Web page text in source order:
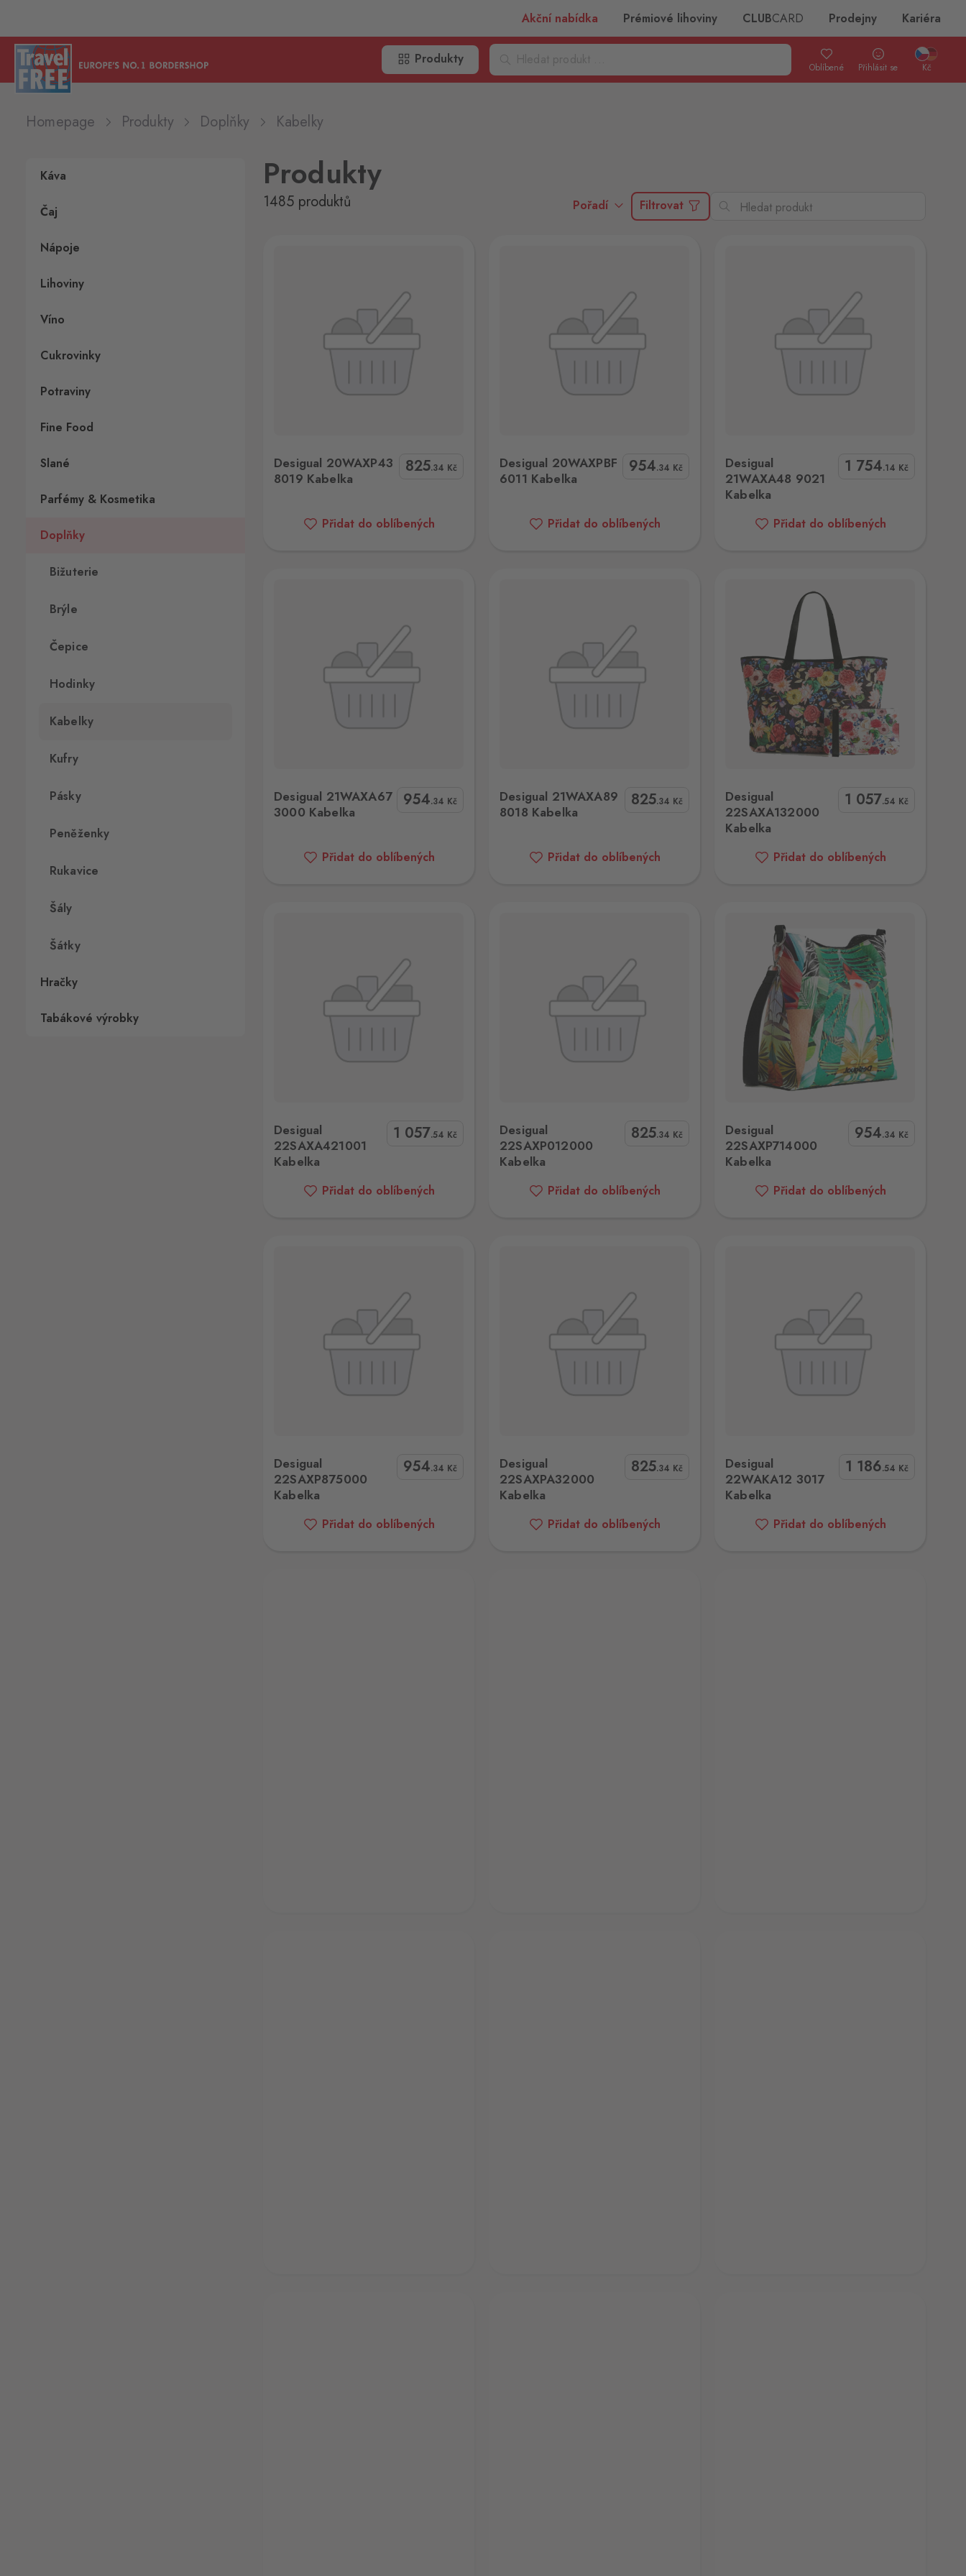
Akční nabídka Prémiové lihoviny CLUBCARD Prodejny Kariéra
Produkty
Oblíbené Přihlásit se Kč
Homepage Produkty Doplňky Kabelky
Káva
Čaj
Nápoje
Lihoviny
Víno
Cukrovinky
Potraviny
Fine Food
Slané
Parfémy & Kosmetika
Doplňky
Bižuterie
Brýle
Čepice
Hodinky
Kabelky
Kufry
Pásky
Peněženky
Rukavice
Šály
Šátky
Hračky
Tabákové výrobky
Produkty
1485 produktů Pořadí Filtrovat
Desigual 20WAXP43
8019 Kabelka
825.34 Kč
Přidat do oblíbených
Desigual 20WAXPBF
6011 Kabelka
954.34 Kč
Přidat do oblíbených
Desigual
21WAXA48 9021
Kabelka
1 754.14 Kč
Přidat do oblíbených
Desigual 21WAXA67
3000 Kabelka
954.34 Kč
Přidat do oblíbených
Desigual 21WAXA89
8018 Kabelka
825.34 Kč
Přidat do oblíbených
Desigual
22SAXA132000
Kabelka
1 057.54 Kč
Přidat do oblíbených
Desigual
22SAXA421001
Kabelka
1 057.54 Kč
Přidat do oblíbených
Desigual
22SAXP012000
Kabelka
825.34 Kč
Přidat do oblíbených
Desigual
22SAXP714000
Kabelka
954.34 Kč
Přidat do oblíbených
Desigual
22SAXP875000
Kabelka
954.34 Kč
Přidat do oblíbených
Desigual
22SAXPA32000
Kabelka
825.34 Kč
Přidat do oblíbených
Desigual
22WAKA12 3017
Kabelka
1 186.54 Kč
Přidat do oblíbených